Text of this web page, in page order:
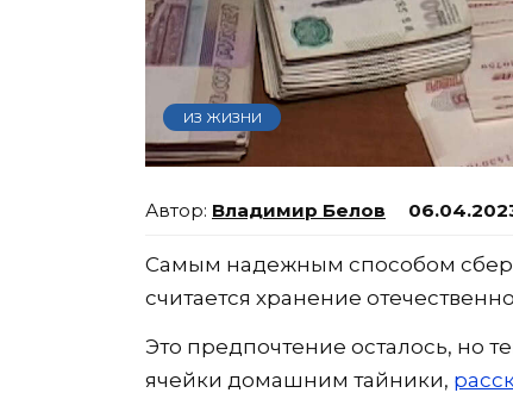
ИЗ ЖИЗНИ
Владимир Белов
Самым надежным способом
считается хранение
Это предпочтение осталось, но
ячейки домашним тайники,